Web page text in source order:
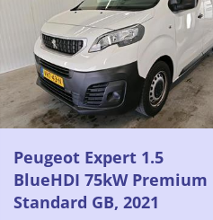
Peugeot Expert 1.5
BlueHDI 75kW Premium
Standard GB, 2021